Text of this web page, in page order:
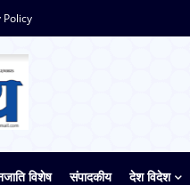
Policy
विशेष संपादकीय देश विदेश